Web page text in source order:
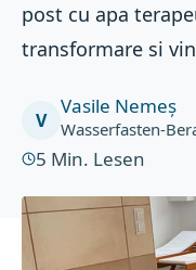
post cu apa
transformare si
V
Vasile Nemeș
Wasserfasten-
5 Min. Lesen